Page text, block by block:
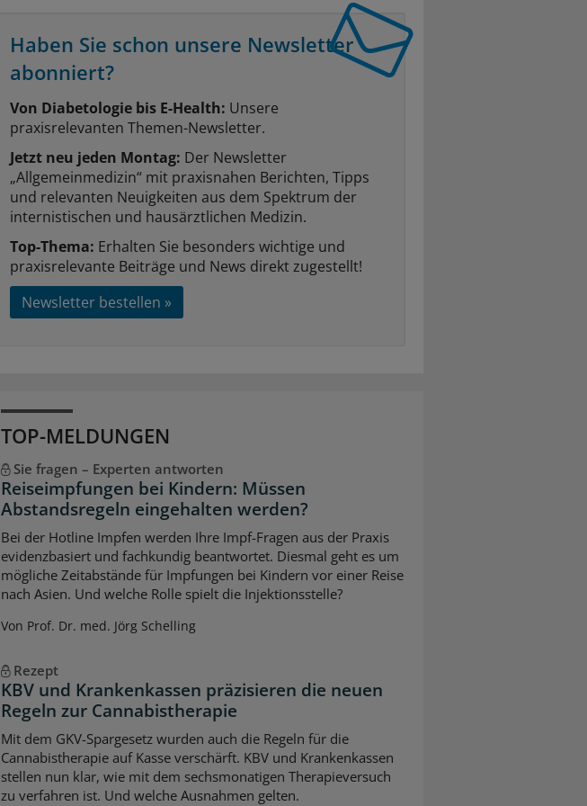
Haben Sie schon unsere Newsletter
abonniert?
Von Diabetologie bis E-Health: Unsere
praxisrelevanten Themen-Newsletter.
Jetzt neu jeden Montag: Der Newsletter
„Allgemeinmedizin“ mit praxisnahen Berichten, Tipps
und relevanten Neuigkeiten aus dem Spektrum der
internistischen und hausärztlichen Medizin.
Top-Thema: Erhalten Sie besonders wichtige und
praxisrelevante Beiträge und News direkt zugestellt!
Newsletter bestellen »
TOP-MELDUNGEN
Sie fragen – Experten antworten
Reiseimpfungen bei Kindern: Müssen
Abstandsregeln eingehalten werden?
Bei der Hotline Impfen werden Ihre Impf-Fragen aus der Praxis
evidenzbasiert und fachkundig beantwortet. Diesmal geht es um
mögliche Zeitabstände für Impfungen bei Kindern vor einer Reise
nach Asien. Und welche Rolle spielt die Injektionsstelle?
Von Prof. Dr. med. Jörg Schelling
Rezept
KBV und Krankenkassen präzisieren die neuen
Regeln zur Cannabistherapie
Mit dem GKV-Spargesetz wurden auch die Regeln für die
Cannabistherapie auf Kasse verschärft. KBV und Krankenkassen
stellen nun klar, wie mit dem sechsmonatigen Therapieversuch
zu verfahren ist. Und welche Ausnahmen gelten.